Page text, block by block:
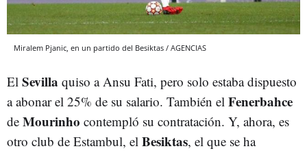
Miralem Pjanic, en un partido del Besiktas / AGENCIAS
El Sevilla quiso a Ansu Fati, pero solo estaba dispuesto
a abonar el 25% de su salario. También el Fenerbahce
de Mourinho contempló su contratación. Y, ahora, es
otro club de Estambul, el Besiktas, el que se ha